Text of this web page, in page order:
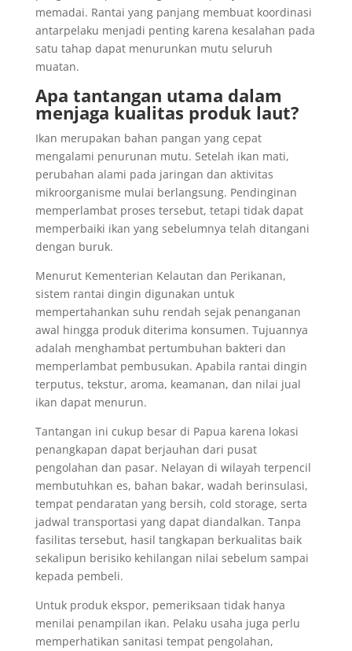
memadai. Rantai yang panjang membuat koordinasi
antarpelaku menjadi penting karena kesalahan pada
satu tahap dapat menurunkan mutu seluruh
muatan.
Apa tantangan utama dalam
menjaga kualitas produk laut?
Ikan merupakan bahan pangan yang cepat
mengalami penurunan mutu. Setelah ikan mati,
perubahan alami pada jaringan dan aktivitas
mikroorganisme mulai berlangsung. Pendinginan
memperlambat proses tersebut, tetapi tidak dapat
memperbaiki ikan yang sebelumnya telah ditangani
dengan buruk.
Menurut Kementerian Kelautan dan Perikanan,
sistem rantai dingin digunakan untuk
mempertahankan suhu rendah sejak penanganan
awal hingga produk diterima konsumen. Tujuannya
adalah menghambat pertumbuhan bakteri dan
memperlambat pembusukan. Apabila rantai dingin
terputus, tekstur, aroma, keamanan, dan nilai jual
ikan dapat menurun.
Tantangan ini cukup besar di Papua karena lokasi
penangkapan dapat berjauhan dari pusat
pengolahan dan pasar. Nelayan di wilayah terpencil
membutuhkan es, bahan bakar, wadah berinsulasi,
tempat pendaratan yang bersih, cold storage, serta
jadwal transportasi yang dapat diandalkan. Tanpa
fasilitas tersebut, hasil tangkapan berkualitas baik
sekalipun berisiko kehilangan nilai sebelum sampai
kepada pembeli.
Untuk produk ekspor, pemeriksaan tidak hanya
menilai penampilan ikan. Pelaku usaha juga perlu
memperhatikan sanitasi tempat pengolahan,